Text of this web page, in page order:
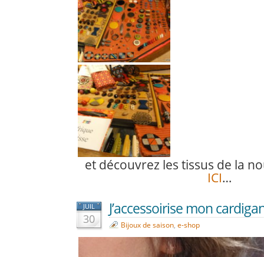
et découvrez les tissus de la
ICI…
JUIL
30
J’accessoirise mon
Bijoux de saison, e-shop